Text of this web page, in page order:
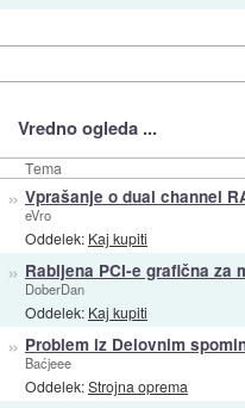
Vredno ogleda ...
Tema
» Vprašanje o dual channel
eVro
Oddelek: Kaj kupiti
» Rabljena PCI-e grafična za
DoberDan
Oddelek: Kaj kupiti
» Problem iz Delovnim
Baćjeee
Oddelek:Strojna oprema